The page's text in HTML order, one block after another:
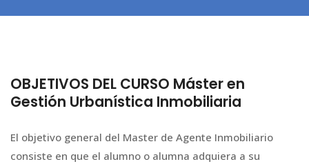
OBJETIVOS DEL CURSO Máster en
Gestión Urbanística Inmobiliaria
El objetivo general del Master de Agente Inmobiliario
consiste en que el alumno o alumna adquiera a su